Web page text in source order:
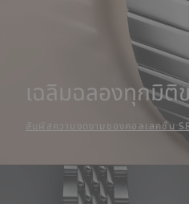
เฉลิมฉลองทุกมิติ
สัมผัสความงดงามของคอลเลคชั่น